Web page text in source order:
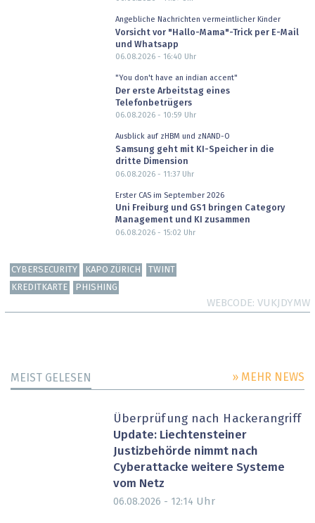
Angebliche Nachrichten vermeintlicher Kinder
Vorsicht vor "Hallo-Mama"-Trick per E-Mail
und Whatsapp
06.08.2026 - 16:40 Uhr
"You don't have an indian accent"
Der erste Arbeitstag eines
Telefonbetrügers
06.08.2026 - 10:59 Uhr
Ausblick auf zHBM und zNAND-O
Samsung geht mit KI-Speicher in die
dritte Dimension
06.08.2026 - 11:37Uhr
Erster CAS im September 2026
Uni Freiburg und GS1 bringen Category
Management und KI zusammen
06.08.2026 - 15:02 Uhr
CYBERSECURITY KAPO ZÜRICH
TWINT
KREDITKARTE
PHISHING
WEBCODE VUKJDYMW
MEIST GELESEN » MEHR NEWS
Überprüfung nach Hackerangriff
Update: Liechtensteiner
Justizbehörde nimmt nach
Cyberattacke weitere Systeme
vom Netz
06.08.2026 - 12:14 Uhr